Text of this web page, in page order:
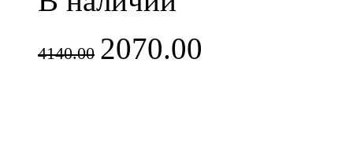
4140.00 2070.00